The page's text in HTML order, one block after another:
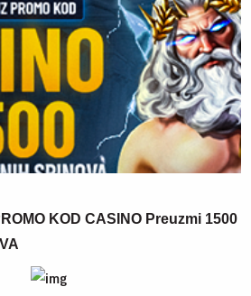
KOD CASINO Preuzmi 1500